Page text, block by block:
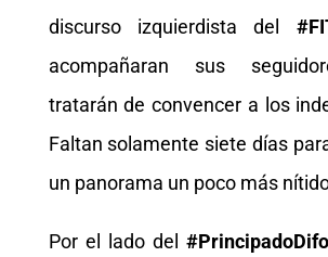
discurso izquierdista del
acompañaran sus
tratarán de convencer a los
Faltan solamente siete días
un panorama un poco más
Por el lado del